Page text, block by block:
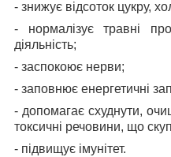
- знижує відсоток цукру,
- нормалізує травні
діяльність;
- заспокоює нерви;
- заповнює енергетичні
- допомагає схуднути,
токсичні речовини, що
- підвищує імунітет.